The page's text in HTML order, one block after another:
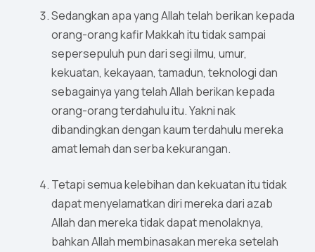
Sedangkan apa yang Allah telah berikan kepada
orang-orang kafir Makkah itu tidak sampai
sepersepuluh pun dari segi ilmu, umur,
kekuatan, kekayaan, tamadun, teknologi dan
sebagainya yang telah Allah berikan kepada
orang-orang terdahulu itu. Yakni nak
dibandingkan dengan kaum terdahulu mereka
amat lemah dan serba kekurangan.
Tetapi semua kelebihan dan kekuatan itu tidak
dapat menyelamatkan diri mereka dari azab
Allah dan mereka tidak dapat menolaknya,
bahkan Allah membinasakan mereka setelah